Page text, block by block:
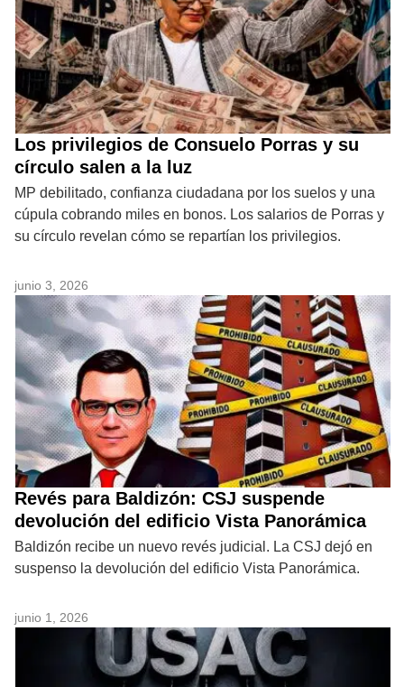
Los privilegios de Consuelo Porras y su
círculo salen a la luz
MP debilitado, confianza ciudadana por los suelos y una
cúpula cobrando miles en bonos. Los salarios de Porras y
su círculo revelan cómo se repartían los privilegios.
junio 3, 2026
Revés para Baldizón: CSJ suspende
devolución del edificio Vista Panorámica
Baldizón recibe un nuevo revés judicial. La CSJ dejó en
suspenso la devolución del edificio Vista Panorámica.
junio 1, 2026